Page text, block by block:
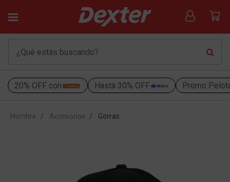
20% OFF con Hasta 30% OFF Promo
Hombre Accesorios Gorras